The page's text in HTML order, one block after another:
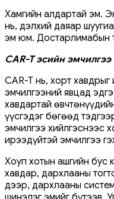
Хамгийн алдартай эм.
нь, дэлхий даяар
эм юм. Достарлимабын
CAR-T эсийн
CAR-T нь, хорт
эмчилгээний явцад
хавдартай
үүсгэдэг бөгөөд
эмчилгээ хийлгэснээс
ирээдүйтэй эмчилгээ
Хоуп хотын ашгийн бус
хавдар, дархлааны
дээр, дархлааны